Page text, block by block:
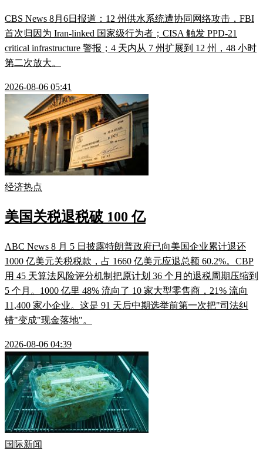
CBS News 8月6日报道：12 州供水系统遭协同网络攻击，FBI
首次归因为 Iran-linked 国家级行为者；CISA 触发 PPD-21
critical infrastructure 警报；4 天内从 7 州扩展到 12 州，48 小时
第二次放大。
2026-08-06 05:41
经济热点
美国关税退税破 100 亿
ABC News 8 月 5 日披露特朗普政府已向美国企业累计退还
1000 亿美元关税税款，占 1660 亿美元应退总额 60.2%。CBP
用 45 天算法风险评分机制把原计划 36 个月的退税周期压缩到
5 个月。1000 亿里 48% 流向了 10 家大型零售商，21% 流向
11,400 家小企业。这是 91 天后中期选举前第一次把"司法纠
错"变成"现金落地"。
2026-08-06 04:39
国际新闻